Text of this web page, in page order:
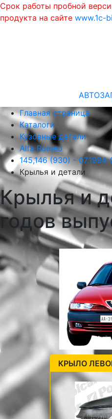
Срок работы пробной
продукта на сайте www.1c-
Главная страница
Каталоги
Кузовные детали
Alfa Romeo
145,146 (930) - 07.1994-
Крылья и детали
Крылья и
годов
КРЫЛО